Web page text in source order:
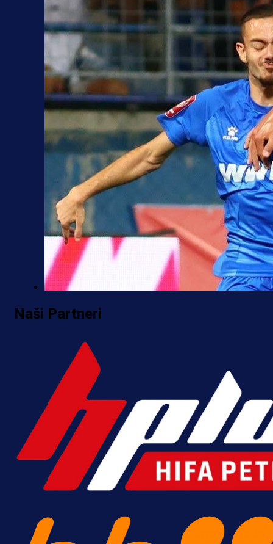
krenuo pobjedom: Plavi slavili na
Grbavici!
10 h 25 min
Naši Partneri